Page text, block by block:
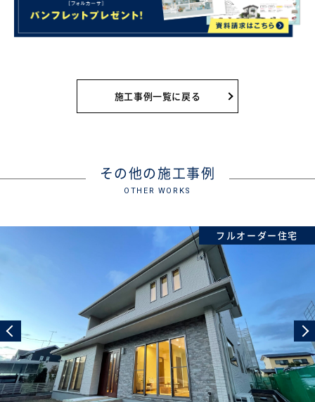
施工事例一覧に戻る
その他の施工事例
OTHER WORKS
フルオーダー住宅